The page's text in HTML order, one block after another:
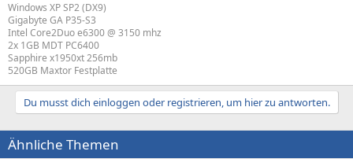
Windows XP SP2 (DX9)
Gigabyte GA P35-S3
Intel Core2Duo e6300 @ 3150 mhz
2x 1GB MDT PC6400
Sapphire x1950xt 256mb
520GB Maxtor Festplatte
Du musst dich einloggen oder registrieren, um hier zu antworten.
Ähnliche Themen